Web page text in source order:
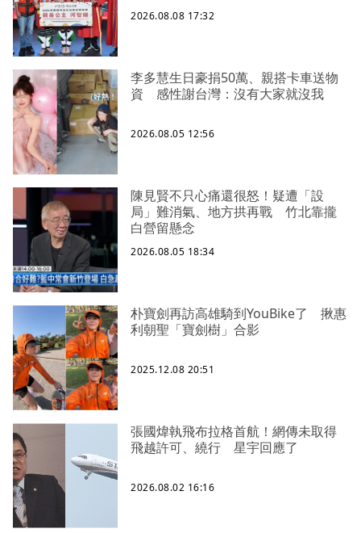
2026.08.08 17:32
李多慧生日豪捐50萬、親搭卡車送物
資 感性謝台灣：沒有大家就沒我
2026.08.05 12:56
陳見賢不只心痛還很怒！疑遭「設
局」難消氣、地方拱再戰 竹北靠攏
白營留懸念
2026.08.05 18:34
朴寶劍再訪高雄騎到YouBike了 揪惠
利朝聖「寶劍樹」合影
2025.12.08 20:51
張國煒執飛布拉格首航！網傳未取得
飛越許可、繞行 星宇回應了
2026.08.02 16:16